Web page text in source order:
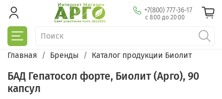
+7(800) 777-36-17
с 8:00 до 20:00
Главная Бренды Каталог продукции Биолит
БАД Гепатосол форте, Биолит (Арго), 90
капсул